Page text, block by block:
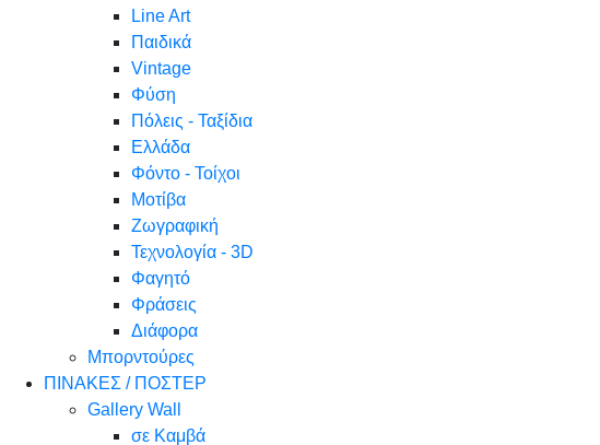
Line Art
Παιδικά
Vintage
Φύση
Πόλεις - Ταξίδια
Ελλάδα
Φόντο - Τοίχοι
Μοτίβα
Ζωγραφική
Τεχνολογία - 3D
Φαγητό
Φράσεις
Διάφορα
Μπορντούρες
ΠΙΝΑΚΕΣ / ΠΟΣΤΕΡ
Gallery Wall
σε Καμβά